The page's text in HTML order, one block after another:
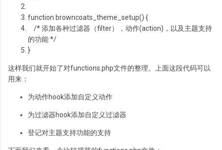
function browncoats_theme_setup() {
/* 添加各种过滤器（filter），动作(action)，以及主题支持
的功能 */
}
这样我们就开始了对functions.php文件的整理。上面这段代码可以
用来：
为动作hook添加自定义动作
为过滤器hook添加自定义过滤器
登记对主题支持功能的支持